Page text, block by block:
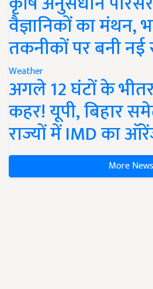
वैज्ञानिकों का मंथन,
तकनीकों पर बनी नई
Weather
अगले 12 घंटों के
कहर! यूपी, बिहार
राज्यों में IMD का
More News